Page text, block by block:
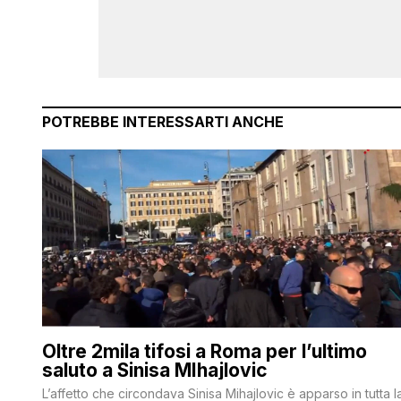
POTREBBE INTERESSARTI ANCHE
Oltre 2mila tifosi a Roma per l’ultimo
saluto a Sinisa MIhajlovic
L’affetto che circondava Sinisa Mihajlovic è apparso in tutta